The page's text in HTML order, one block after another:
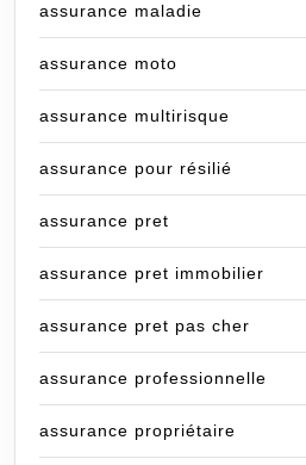
assurance maladie
assurance moto
assurance multirisque
assurance pour résilié
assurance pret
assurance pret immobilier
assurance pret pas cher
assurance professionnelle
assurance propriétaire